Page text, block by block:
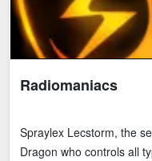
Radiomaniacs
Spraylex Lecstorm, the
Dragon who controls all